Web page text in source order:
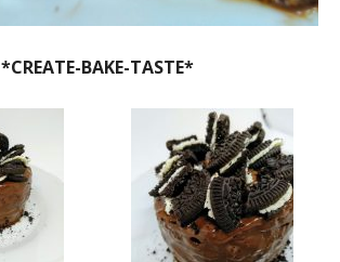
*CREATE-BAKE-TASTE*